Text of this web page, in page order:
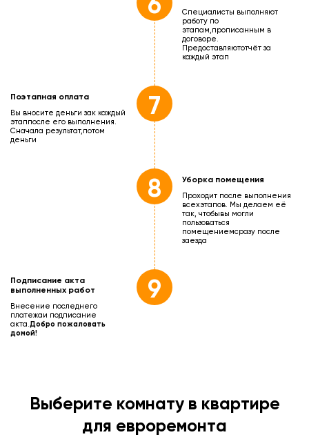
Специалисты выполняют
работу по
этапам,прописанным в
договоре.
Предоставляютотчёт за
каждый этап
Поэтапная оплата
Вы вносите деньги зак каждый
этаппосле его выполнения.
Сначала результат,потом
деньги
7
Уборка помещения
Проходит после выполнения
всехэтапов. Мы делаем её
так, чтобывы могли
пользоваться
помещениемсразу после
заезда
8
Подписание акта
выполненных работ
Внесение последнего
платежаи подписание
акта.Добро пожаловать
домой!
9
Выберите комнату в квартире
для евроремонта